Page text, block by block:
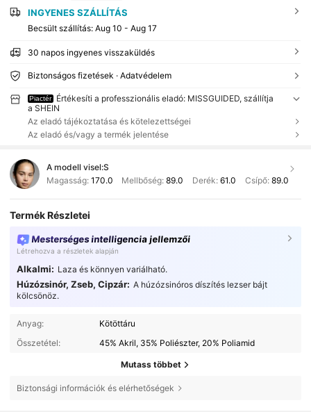
INGYENES SZÁLLÍTÁS
Becsült szállítás: Aug 10 - Aug 17
30 napos ingyenes visszaküldés
Biztonságos fizetések · Adatvédelem
Piactér
Értékesíti a professzionális eladó: MISSGUIDED, szállítja
a SHEIN
Az eladó tájékoztatása és kötelezettségei
Az eladó és/vagy a termék jelentése
A modell visel:S
Magasság: 170.0 Mellbőség:89.0 Derék: 61.0 Csípő: 89.0
Termék Részletei
Mesterséges intelligencia jellemzői
Létrehozva a részletek alapján
Alkalmi: Laza és könnyen variálható.
Húzózsinór, Zseb, Cipzár: A húzózsinóros díszítés lezser bájt
kölcsönöz.
Anyag:
Kötöttáru
Összetétel:
45% Akril, 35% Poliészter, 20% Poliamid
Mutass többet
Biztonsági információk és elérhetőségek